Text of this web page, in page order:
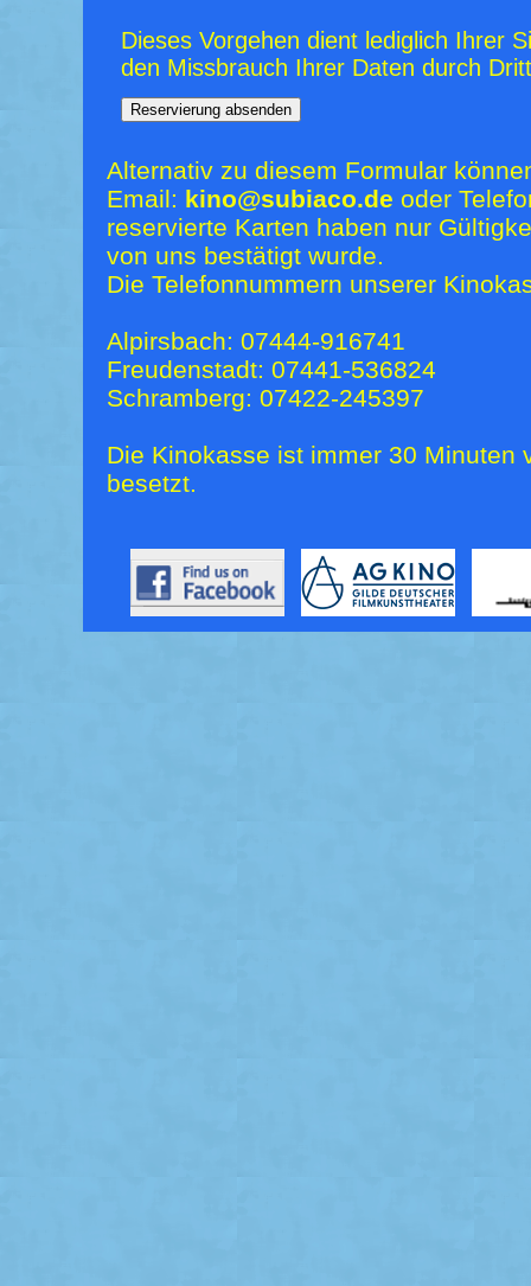
Dieses Vorgehen dient lediglich Ihrer
den Missbrauch Ihrer Daten durch
Alternativ zu diesem Formular
Email: kino@subiaco.de oder
reservierte Karten haben nur
von uns bestätigt wurde.
Die Telefonnummern unserer
Alpirsbach: 07444-916741
Freudenstadt: 07441-536824
Schramberg: 07422-245397
Die Kinokasse ist immer 30 Minuten
besetzt.